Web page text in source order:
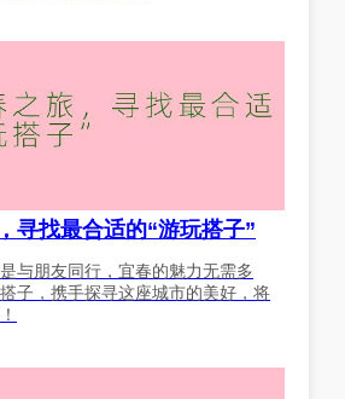
寻找最合适的“游玩搭子”
与朋友同行，宜春的魅力无需多
子，携手探寻这座城市的美好，将